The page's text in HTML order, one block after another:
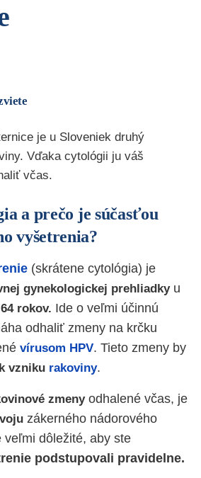
je u Sloveniek druhý
Vďaka cytológii ju váš
včas.
a prečo je súčasťou
vyšetrenia?
(skrátene cytológia) je
gynekologickej prehliadky u
rokov. Ide o veľmi účinnú
odhaliť zmeny na krčku
vírusom HPV. Tieto zmeny by
k vzniku rakoviny.
zmenyodhalené včas, je
zákerného nádorového
veľmi dôležité, aby ste
podstupovali pravidelne.